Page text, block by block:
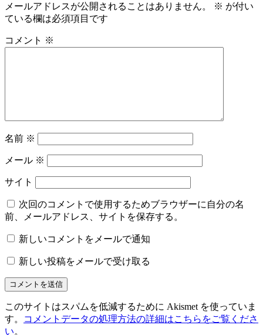
メールアドレスが公開されることはありません。 ※ が付い
ている欄は必須項目です
コメント ※
名前 ※
メール ※
サイト
次回のコメントで使用するためブラウザーに自分の名
前、メールアドレス、サイトを保存する。
新しいコメントをメールで通知
新しい投稿をメールで受け取る
このサイトはスパムを低減するために Akismet を使っていま
す。
コメントデータの処理方法の詳細はこちらをご覧くださ
い。